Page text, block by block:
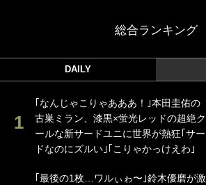
総合ランキング
DAILY
｢なんじゃこりゃあああ！｣本田圭佑の
古巣ミラン、漆黒×蛍光レッドの超絶ク
ールな新サードユニに世界が熱狂｢サー
ドなのにズルい｣｢こりゃかっけえわ｣
｢最後の1枚…ワルぃゎ〜｣鈴木優磨が激